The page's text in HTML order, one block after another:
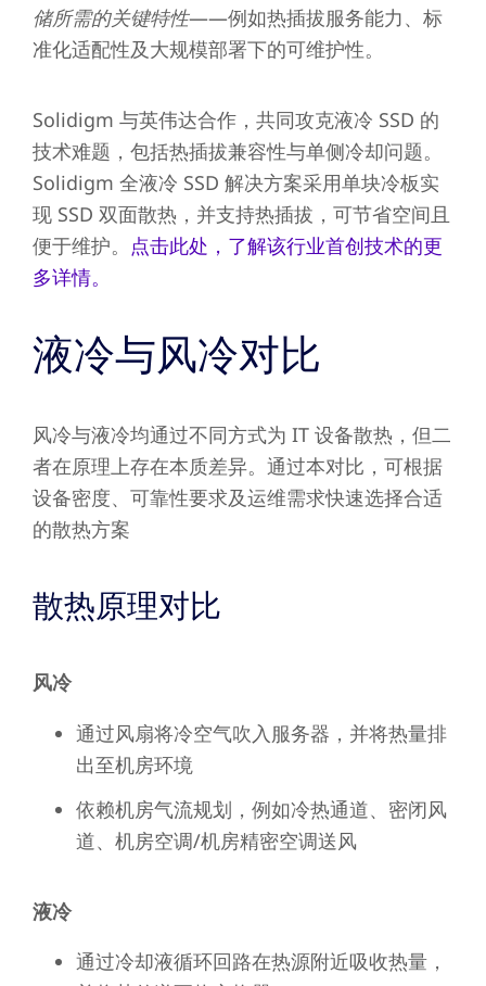
储所需的关键特性——例如热插拔服务能力、标
准化适配性及大规模部署下的可维护性。
Solidigm 与英伟达合作，共同攻克液冷 SSD 的
技术难题，包括热插拔兼容性与单侧冷却问题。
Solidigm 全液冷 SSD 解决方案采用单块冷板实
现 SSD 双面散热，并支持热插拔，可节省空间且
便于维护。 点击此处，了解该行业首创技术的更
多详情。
液冷与风冷对比
风冷与液冷均通过不同方式为 IT 设备散热，但二
者在原理上存在本质差异。通过本对比，可根据
设备密度、可靠性要求及运维需求快速选择合适
的散热方案
散热原理对比
风冷
通过风扇将冷空气吹入服务器，并将热量排
出至机房环境
依赖机房气流规划，例如冷热通道、密闭风
道、机房空调/机房精密空调送风
液冷
通过冷却液循环回路在热源附近吸收热量，